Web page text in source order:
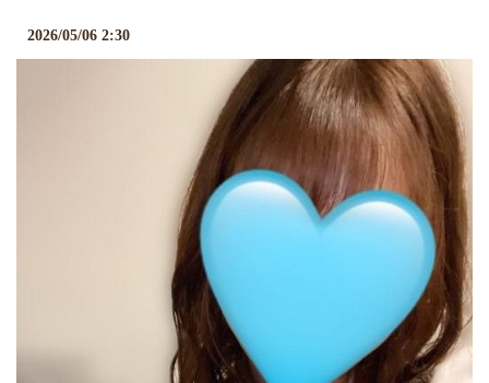
2026/05/06 2:30